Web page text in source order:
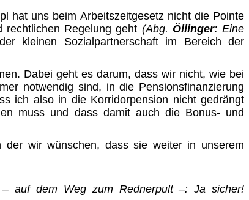
hat uns beim Arbeitszeitgesetznicht die Pointe
Regelung geht (Abg. Öllinger: Eine
kleinen Sozialpartnerschaft im Bereich der
Dabei geht es darum, dass wir nicht, wie bei
notwendig sind, in die Pensionsfinanzierung
ich also in die Korridorpension nicht gedrängt
muss und dass damit auch die Bonus- und
wir wünschen, dass sie weiter in unserem
auf dem Weg zum Rednerpult –: Ja sicher!